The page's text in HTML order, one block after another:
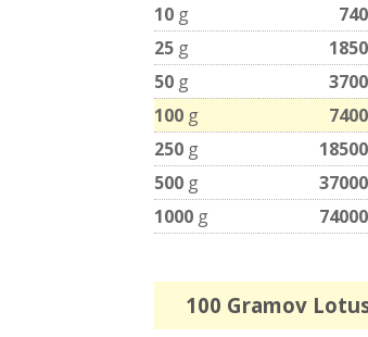
10 g
25 g
50 g
100 g
250 g
500 g
1000 g
100 Gramov